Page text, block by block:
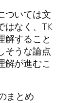
ついては文
はなく、TK
解すること
そうな論点
解が進むこ
まとめ